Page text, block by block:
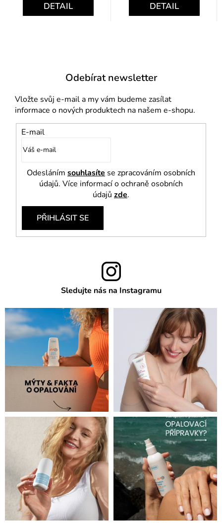
DETAIL DETAIL
Odebírat newsletter
Vložte svůj e-mail a my vám budeme zasílat
informace o nových produktech na našem e-shopu.
E-mail
Odesláním souhlasíte se zpracováním osobních
údajů. Více informací o ochraně osobních
údajů zde.
PŘIHLÁSIT SE
Sledujte nás na Instagramu